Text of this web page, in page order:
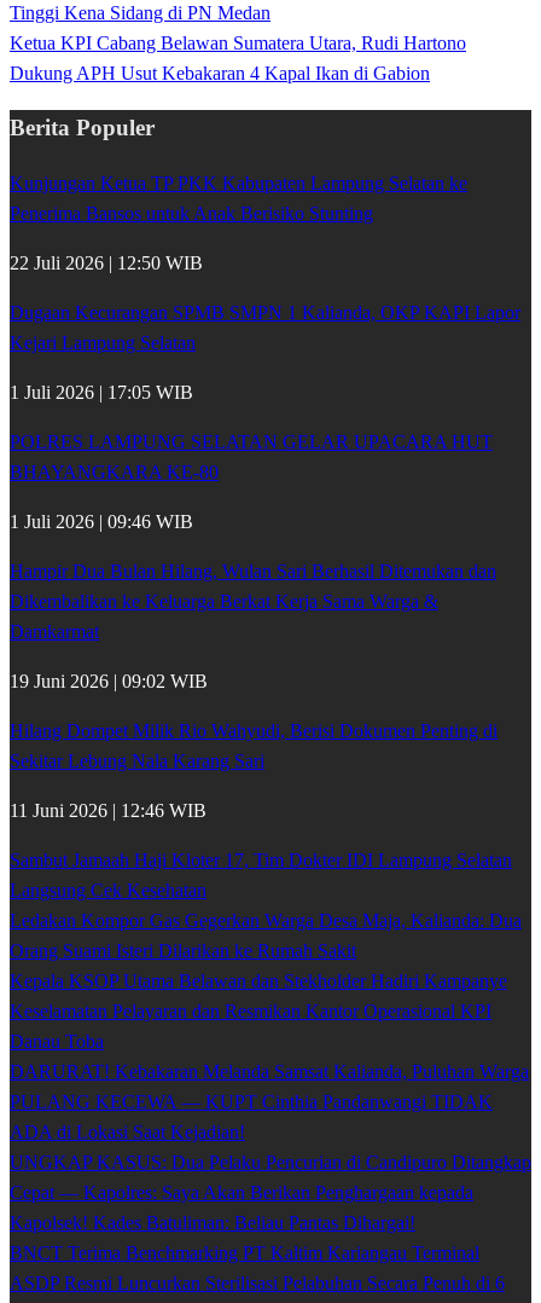
Tinggi Kena Sidang di PN Medan
Ketua KPI Cabang Belawan Sumatera Utara, Rudi Hartono
Dukung APH Usut Kebakaran 4 Kapal Ikan di Gabion
Berita Populer
Kunjungan Ketua TP PKK Kabupaten Lampung Selatan ke
Penerima Bansos untuk Anak Berisiko Stunting
22 Juli 2026 | 12:50 WIB
Dugaan Kecurangan SPMB SMPN 1 Kalianda, OKP KAPI Lapor
Kejari Lampung Selatan
1 Juli 2026 | 17:05 WIB
POLRES LAMPUNG SELATAN GELAR UPACARA HUT
BHAYANGKARA KE-80
1 Juli 2026 | 09:46 WIB
Hampir Dua Bulan Hilang, Wulan Sari Berhasil Ditemukan dan
Dikembalikan ke Keluarga Berkat Kerja Sama Warga &
Damkarmat
19 Juni 2026 | 09:02 WIB
Hilang Dompet Milik Rio Wahyudi, Berisi Dokumen Penting di
Sekitar Lebung Nala Karang Sari
11 Juni 2026 | 12:46 WIB
Sambut Jamaah Haji Kloter 17, Tim Dokter IDI Lampung Selatan
Langsung Cek Kesehatan
Ledakan Kompor Gas Gegerkan Warga Desa Maja, Kalianda: Dua
Orang Suami Isteri Dilarikan ke Rumah Sakit
Kepala KSOP Utama Belawan dan Stekholder Hadiri Kampanye
Keselamatan Pelayaran dan Resmikan Kantor Operasional KPI
Danau Toba
DARURAT! Kebakaran Melanda Samsat Kalianda, Puluhan Warga
PULANG KECEWA — KUPT Cinthia Pandanwangi TIDAK
ADA di Lokasi Saat Kejadian!
UNGKAP KASUS: Dua Pelaku Pencurian di Candipuro Ditangkap
Cepat — Kapolres: Saya Akan Berikan Penghargaan kepada
Kapolsek! Kades Batuliman: Beliau Pantas Dihargai!
BNCT Terima Benchmarking PT Kaltim Kariangau Terminal
ASDP Resmi Luncurkan Sterilisasi Pelabuhan Secara Penuh di 6